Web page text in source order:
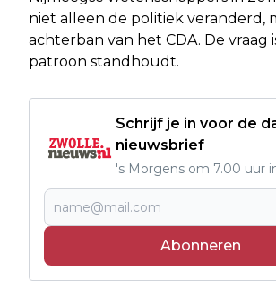
niet alleen de politiek veranderd,
achterban van het CDA. De vraag
patroon standhoudt.
Schrijf je in voor de
nieuwsbrief
's Morgens om 7.00 uur
Abonneren